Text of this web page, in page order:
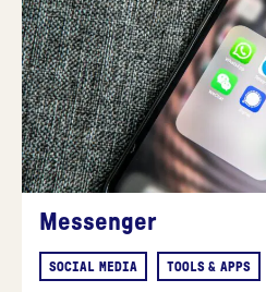
Messenger
SOCIAL MEDIA TOOLS & APPS